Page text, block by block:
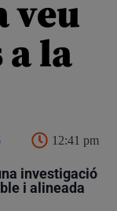
veu
la
12:41 pm
investigació
i alineada